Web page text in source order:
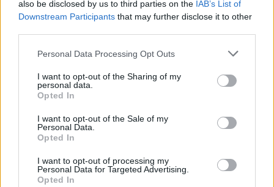
also be disclosed by us to third parties on the IAB’s List of
Downstream Participants that may further disclose it to other
Personal Data Processing Opt Outs
I want to opt-out of the Sharing of my
personal data.
Opted In
I want to opt-out of the Sale of my
Personal Data.
Opted In
I want to opt-out of processing my
Personal Data for Targeted Advertising.
Opted In
Στη συνέχεια, ρωτήθηκε για το δαχτυλίδι που
της χάρισε ο Βασίλης Μπισμπίκης, αλλά και
τις φήμες που τους θέλουν να παντρεύονται.